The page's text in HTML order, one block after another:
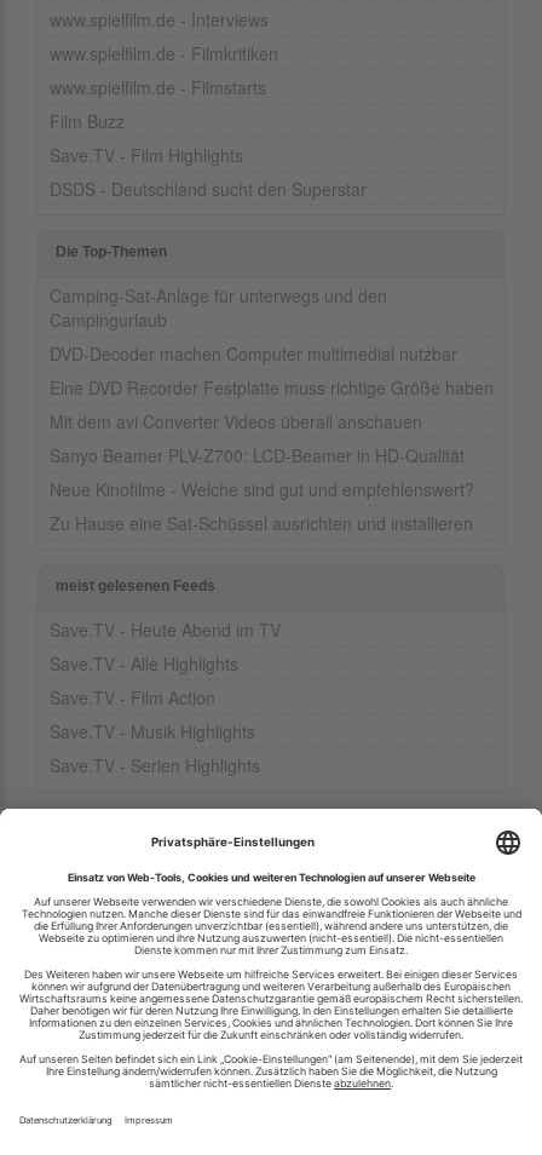
www.spielfilm.de - Interviews
www.spielfilm.de - Filmkritiken
www.spielfilm.de - Filmstarts
Film Buzz
Save.TV - Film Highlights
DSDS - Deutschland sucht den Superstar
Die Top-Themen
Camping-Sat-Anlage für unterwegs und den
Campingurlaub
DVD-Decoder machen Computer multimedial nutzbar
Eine DVD Recorder Festplatte muss richtige Größe haben
Mit dem avi Converter Videos überall anschauen
Sanyo Beamer PLV-Z700: LCD-Beamer in HD-Qualität
Neue Kinofilme - Welche sind gut und empfehlenswert?
Zu Hause eine Sat-Schüssel ausrichten und installieren
meist gelesenen Feeds
Save.TV - Heute Abend im TV
Save.TV - Alle Highlights
Save.TV - Film Action
Save.TV - Musik Highlights
Save.TV - Serien Highlights
Ihren RSS-Feed veröffentlichen
RSS-Verzeichnis.de © 2003-2026
Impressum
Kontakt
Datenschutzinformation
Cookie-Einstellungen